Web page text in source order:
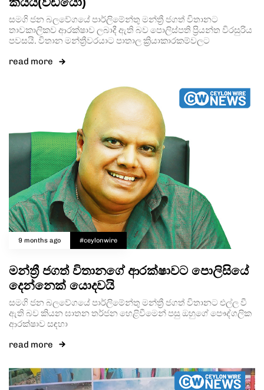
සමගි ජන බලවේගයේ පාර්ලිමේන්තු මන්ත්‍රී ජගත් විතානට
තාවකාලිකව ආරක්ෂාව ලබාදී ඇති බව පොලිස්පති ප්‍රියන්ත විරසුරිය
පවසයි. විතාන මන්ත්‍රීවරයාට පාතාල ක්‍රියාකාරකම්වලට
read more
9 months ago #ceylonwire
මන්ත්‍රී ජගත් විතානගේ ආරක්ෂාවට පොලිසියේ
දෙන්නෙක් යොදවයි
සමගි ජන බලවේගයේ පාර්ලිමේන්තු මන්ත්‍රී ජගත් විතානට එල්ල වී
ඇති බව කියන ඝාතන තර්ජන හෙළිවීමෙන් පසු ඔහුගේ පෞද්ගලික
ආරක්ෂාව සඳහා
read more